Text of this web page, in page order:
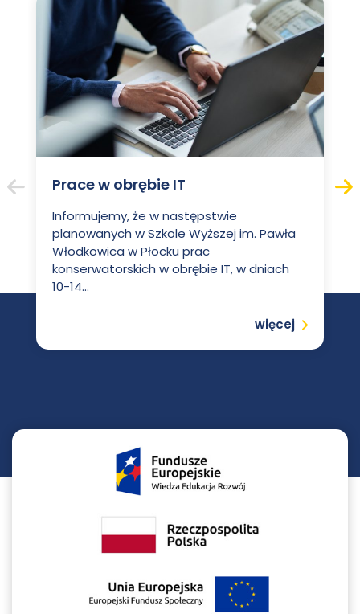
Prace w obrębie IT
Informujemy, że w następstwie
planowanych w Szkole Wyższej im. Pawła
Włodkowica w Płocku prac
konserwatorskich w obrębie IT, w dniach
10-14...
Czytaj
więcej